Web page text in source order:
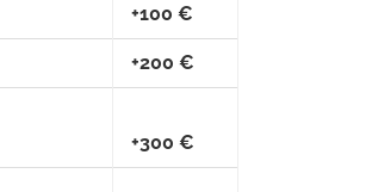
+100 €
+200 €
+300 €